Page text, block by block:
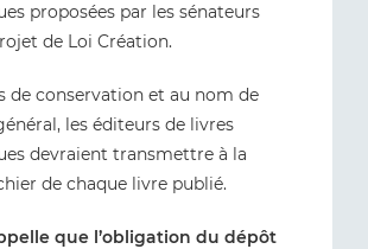
proposées par les sénateurs
de Loi Création.
de conservation et au nom de
les éditeurs de livres
devraient transmettre à la
de chaque livre publié.
que l’obligation du dépôt